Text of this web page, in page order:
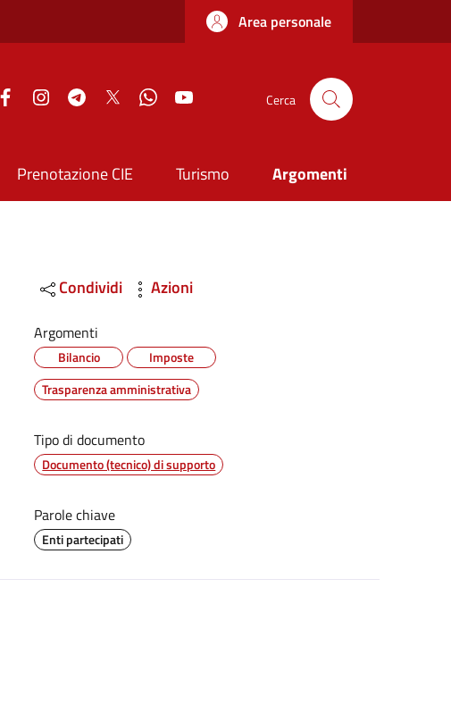
Area personale
FacebookInstagramTelegramTwitter WhatsApp Cerca
Prenotazione CIE Turismo Argomenti
Condividi Azioni
Argomenti
Bilancio
Imposte
Trasparenza amministrativa
Tipo di documento
Documento (tecnico) di supporto
Parole chiave
Enti partecipati